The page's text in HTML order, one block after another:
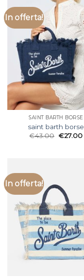
In offerta!
SAINT BARTH BORSE
saint barth borse
€43.00 €27.00
In offerta!